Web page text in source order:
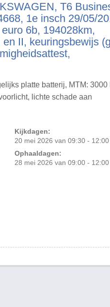
T6
1e insch 29/05/
6b, 194028km,
II, keuringsbewijs
platte batterij, MTM: 3000
lichte schade aan
Kijkdagen:
20 mei 2026 van 09:30 - 12:00
Ophaaldagen:
28 mei 2026 van 09:00 - 12:00